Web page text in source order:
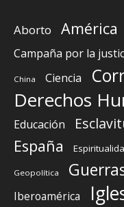
Aborto América
Campaña por la
China Ciencia
Derechos
Educación
España
Geopolítica
Iberoamérica